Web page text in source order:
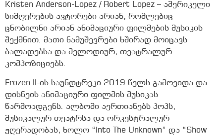
Kristen Anderson-Lopez / Robert Lopez – ამერიკელი
სიმღერების ავტორები არიან, რომლებიც
ცნობილნი არიან ანიმაციური ფილმების მუსიკის
შექმნით. მათი ნამუშევრები ხშირად მოიცავს
ბალადებსა და მელოდიურ, თეატრალურ
კომპოზიციებს.
Frozen II-ის საუნდტრეკი 2019 წელს გამოვიდა და
დისნეის ანიმაციური ფილმის მუსიკას
წარმოადგენს. ალბომი აერთიანებს პოპს,
მუსიკალურ თეატრსა და ორკესტრალურ
ჟღერადობას, ხოლო “Into The Unknown” და “Show